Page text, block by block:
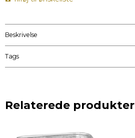
Beskrivelse
Tags
Relaterede produkter